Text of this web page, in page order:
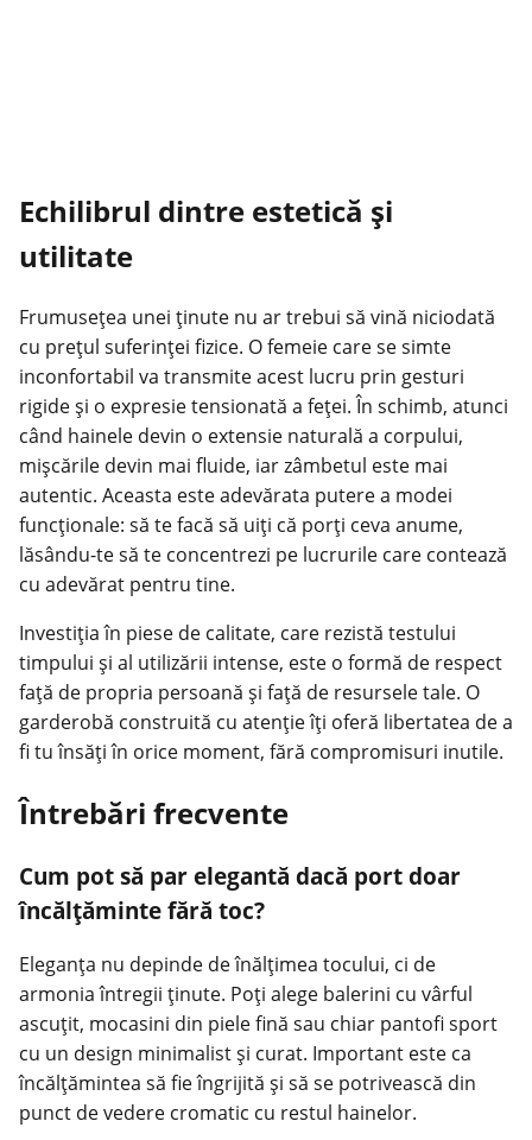
Echilibrul dintre estetică și
utilitate
Frumusețea unei ținute nu ar trebui să vină niciodată
cu prețul suferinței fizice. O femeie care se simte
inconfortabil va transmite acest lucru prin gesturi
rigide și o expresie tensionată a feței. În schimb, atunci
când hainele devin o extensie naturală a corpului,
mișcările devin mai fluide, iar zâmbetul este mai
autentic. Aceasta este adevărata putere a modei
funcționale: să te facă să uiți că porți ceva anume,
lăsându-te să te concentrezi pe lucrurile care contează
cu adevărat pentru tine.
Investiția în piese de calitate, care rezistă testului
timpului și al utilizării intense, este o formă de respect
față de propria persoană și față de resursele tale. O
garderobă construită cu atenție îți oferă libertatea de a
fi tu însăți în orice moment, fără compromisuri inutile.
Întrebări frecvente
Cum pot să par elegantă dacă port doar
încălțăminte fără toc?
Eleganța nu depinde de înălțimea tocului, ci de
armonia întregii ținute. Poți alege balerini cu vârful
ascuțit, mocasini din piele fină sau chiar pantofi sport
cu un design minimalist și curat. Important este ca
încălțămintea să fie îngrijită și să se potrivească din
punct de vedere cromatic cu restul hainelor.